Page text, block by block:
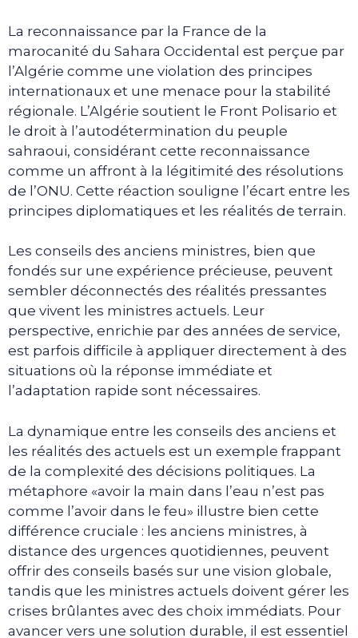
La reconnaissance par la France de la
marocanité du Sahara Occidental est perçue par
l’Algérie comme une violation des principes
internationaux et une menace pour la stabilité
régionale. L’Algérie soutient le Front Polisario et
le droit à l’autodétermination du peuple
sahraoui, considérant cette reconnaissance
comme un affront à la légitimité des résolutions
de l’ONU. Cette réaction souligne l’écart entre les
principes diplomatiques et les réalités de terrain.
Les conseils des anciens ministres, bien que
fondés sur une expérience précieuse, peuvent
sembler déconnectés des réalités pressantes
que vivent les ministres actuels. Leur
perspective, enrichie par des années de service,
est parfois difficile à appliquer directement à des
situations où la réponse immédiate et
l’adaptation rapide sont nécessaires.
La dynamique entre les conseils des anciens et
les réalités des actuels est un exemple frappant
de la complexité des décisions politiques. La
métaphore «avoir la main dans l’eau n’est pas
comme l’avoir dans le feu» illustre bien cette
différence cruciale : les anciens ministres, à
distance des urgences quotidiennes, peuvent
offrir des conseils basés sur une vision globale,
tandis que les ministres actuels doivent gérer les
crises brûlantes avec des choix immédiats. Pour
avancer vers une solution durable, il est essentiel